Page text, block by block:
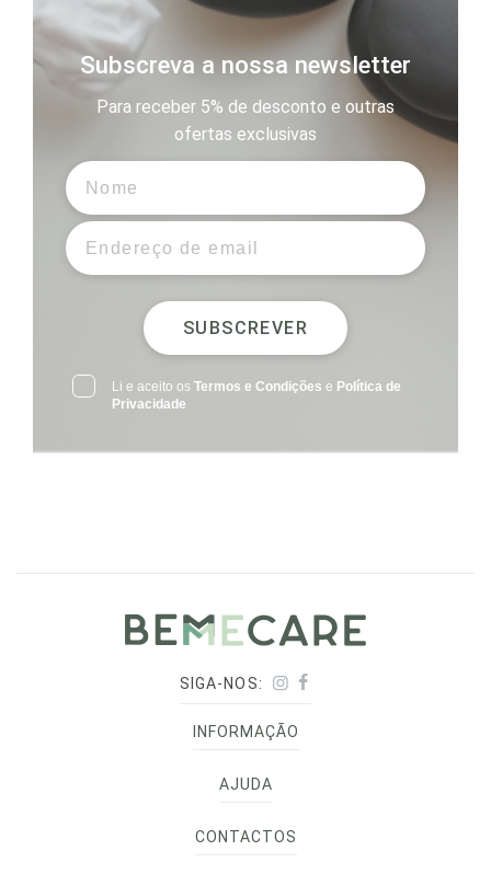
Subscreva a nossa newsletter
Para receber 5% de desconto e outras
ofertas exclusivas
SUBSCREVER
Li e aceito os Termos e Condições e Política de
Privacidade
SIGA-NOS:
INFORMAÇÃO
AJUDA
CONTACTOS